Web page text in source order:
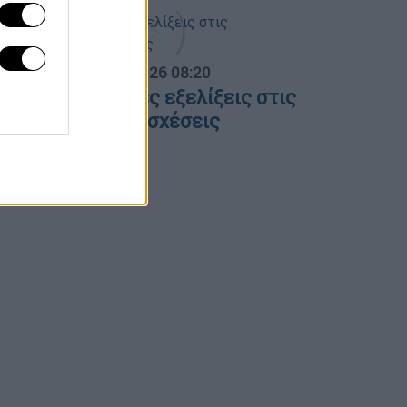
Ελλάδος... 06.08.2026 08:20
οι τελευταίες εξελίξεις στις
σχέσεις